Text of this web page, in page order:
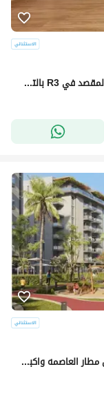
شقه للبيع { تسليم فوري ومتشطبه } في كمبوند المقصد في R3 بالتقسيط علي 10 سنوات في العاصمه الاداريه
لوفت 171 متر ب اقل سعر متر في ال r8 بالقرب من مطار العاصمه واكبر منطقه خدمات